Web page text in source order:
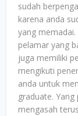
sudah
karena anda
yang
pelamar yang
juga memiliki
mengikuti
anda untuk
graduate.
mengasah